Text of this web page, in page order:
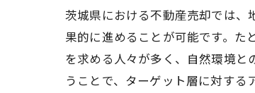
茨城県における不動産売却では、
果的に進めることが可能です。た
を求める人々が多く、自然環境
うことで、ターゲット層に対する